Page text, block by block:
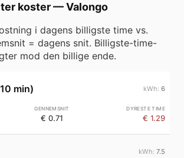
koster—Valongo
i dagens billigste time vs.
= dagens snit. Billigste-time-
mod den billige ende.
min) 6
€ 0.71 € 1.29
7.5